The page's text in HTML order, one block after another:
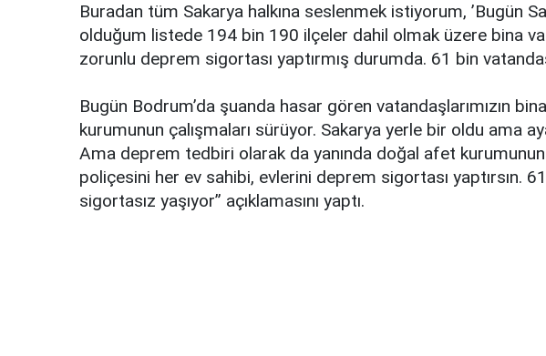
Buradan tüm Sakarya halkına seslenmek istiyorum, ’Bugün
olduğum listede 194 bin 190 ilçeler dahil olmak üzere bina
zorunlu deprem sigortası yaptırmış durumda. 61 bin
Bugün Bodrum’da şuanda hasar gören vatandaşlarımızın
kurumunun çalışmaları sürüyor. Sakarya yerle bir oldu ama
Ama deprem tedbiri olarak da yanında doğal afet
poliçesini her ev sahibi, evlerini deprem sigortası yaptırsın.
sigortasız yaşıyor” açıklamasını yaptı.